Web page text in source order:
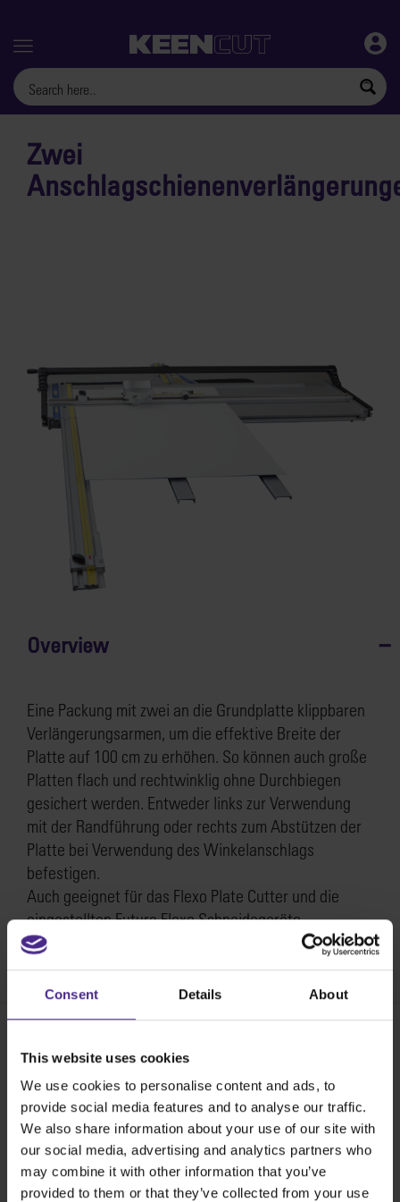
Consent Details About
This website uses cookies
We use cookies to personalise content and ads, to
provide social media features and to analyse our traffic.
We also share information about your use of our site with
our social media, advertising and analytics partners who
may combine it with other information that you’ve
provided to them or that they’ve collected from your use
Menu
Zwei
Overview
Eine Packung mit zwei an die Grundplatte klippbaren
Verlängerungsarmen, um die effektive Breite der
Platte auf 100 cm zu erhöhen. So können auch große
Platten flach und rechtwinklig ohne Durchbiegen
gesichert werden. Entweder links zur Verwendung
mit der Randführung oder rechts zum Abstützen der
Platte bei Verwendung des Winkelanschlags
befestigen.
Auch geeignet für das Flexo Plate Cutter und die
eingestellten Futura Flexo Schneidegeräte.
SKU:
Share:
Die besten Schneidegeräte der Welt